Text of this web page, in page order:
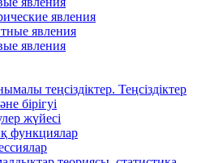
явления
явления
явления
теңсіздіктер. Теңсіздіктер
бірігуі
жүйесі
функциялар